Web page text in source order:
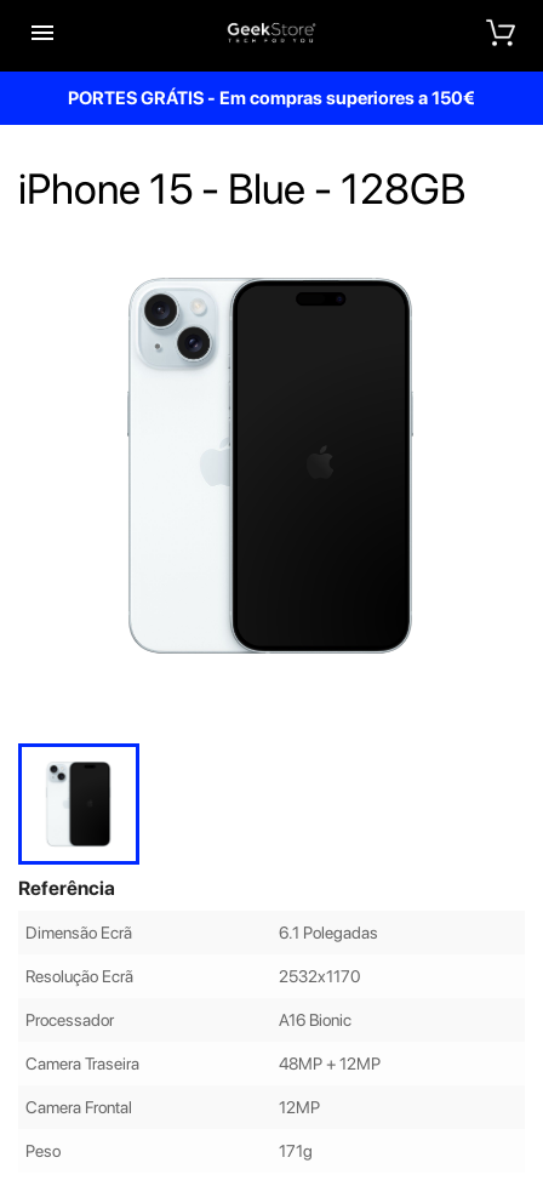

PORTES GRÁTIS - Em compras superiores a 150€
iPhone 15 - Blue - 128GB
Referência
Dimensão Ecrã 6.1 Polegadas
Resolução Ecrã 2532x1170
Processador A16 Bionic
Camera Traseira 48MP + 12MP
Camera Frontal 12MP
Peso 171g